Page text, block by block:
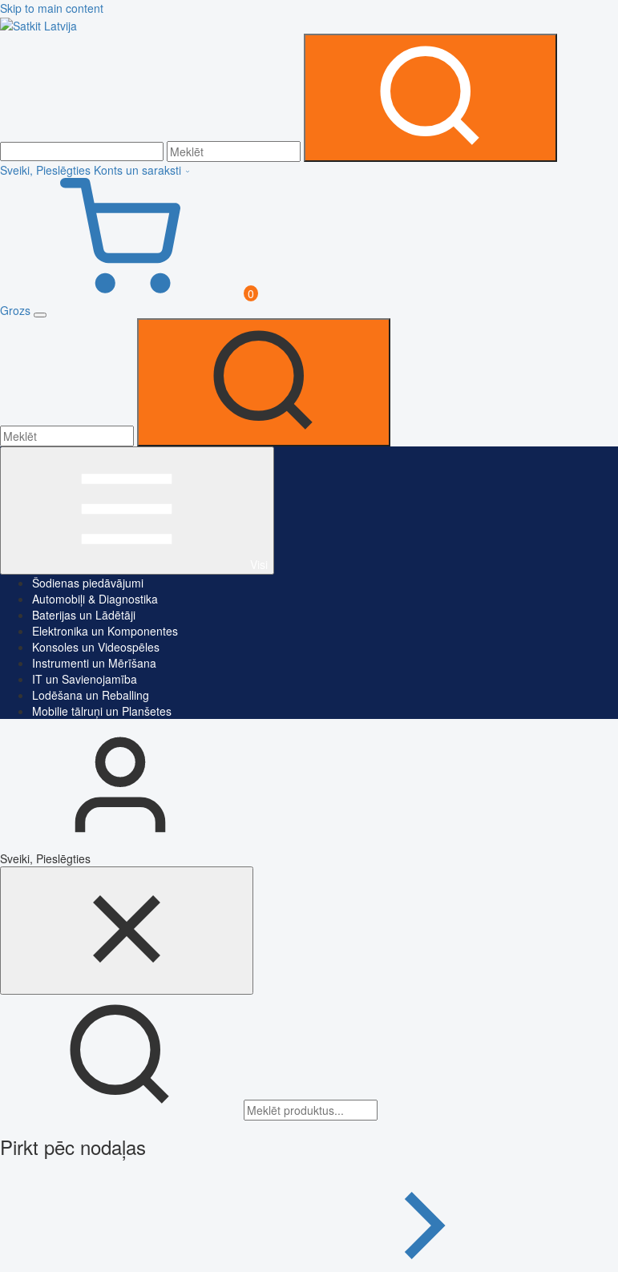
Skip to main content
Sveiki, Pieslēgties Konts un saraksti
0
Grozs
Šodienas piedāvājumi
Automobiļi & Diagnostika
Baterijas un Lādētāji
Elektronika un Komponentes
Konsoles un Videospēles
Instrumenti un Mērīšana
IT un Savienojamība
Lodēšana un Reballing
Mobilie tālruņi un Planšetes
Sveiki, Pieslēgties
Pirkt pēc nodaļas